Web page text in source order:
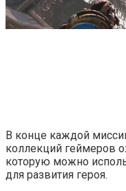
В конце каждой
коллекций геймеров
которую можно
для развития героя.